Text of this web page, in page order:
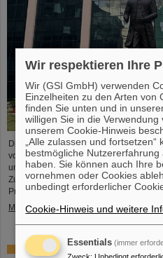
Die Geschäftsführung von GSI und
vor kurzem bei Besuchen im FAIR-
um entscheidende Weichenstellungen
Zusammenarbeit zwischen GSI/FAIR
Projekts vorzunehmen.
Mehr »
GSI-Forscherin Almudena
Wir respektieren Ihre
Wir (GSI GmbH) verwenden
Einzelheiten zu den Arten von
finden Sie unten und in
willigen Sie in die
unserem Cookie-Hinweis
„Alle zulassen und fortsetzen“
bestmögliche
haben. Sie können auch Ihre
vornehmen oder Cookies
unbedingt erforderlicher
Cookie-Hinweis und weitere
Essentials (immer
Zweck: Unbedingt